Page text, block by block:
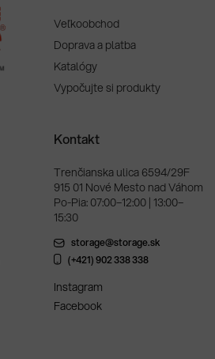
Veľkoobchod
Doprava a platba
Katalógy
Vypočujte si produkty
Kontakt
Trenčianska ulica 6594/29F
915 01 Nové Mesto nad Váhom
Po-Pia: 07:00–12:00 | 13:00–
15:30
storage@storage.sk
(+421) 902 338 338
Instagram
Facebook